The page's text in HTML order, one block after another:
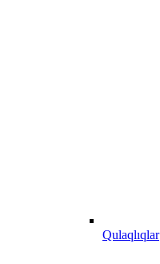
Qulaqlıqlar